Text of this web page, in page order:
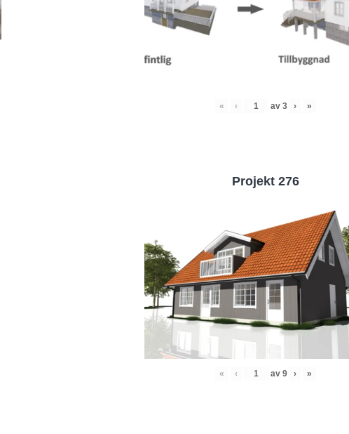
« ‹ av 3 › »
Projekt 276
« ‹ av 9 › »